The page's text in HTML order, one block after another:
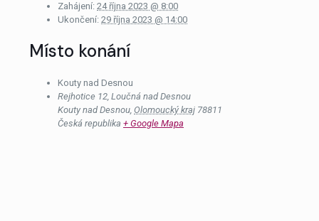
Zahájení: 24 října 2023 @ 8:00
Ukončení: 29 října 2023 @ 14:00
Místo konání
Kouty nad Desnou
Rejhotice 12, Loučná nad Desnou
Kouty nad Desnou, Olomoucký kraj 78811
Česká republika + Google Mapa